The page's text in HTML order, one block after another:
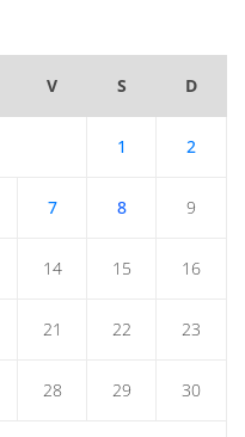
V S D
1 2
7 8 9
14 15 16
21 22 23
28 29 30